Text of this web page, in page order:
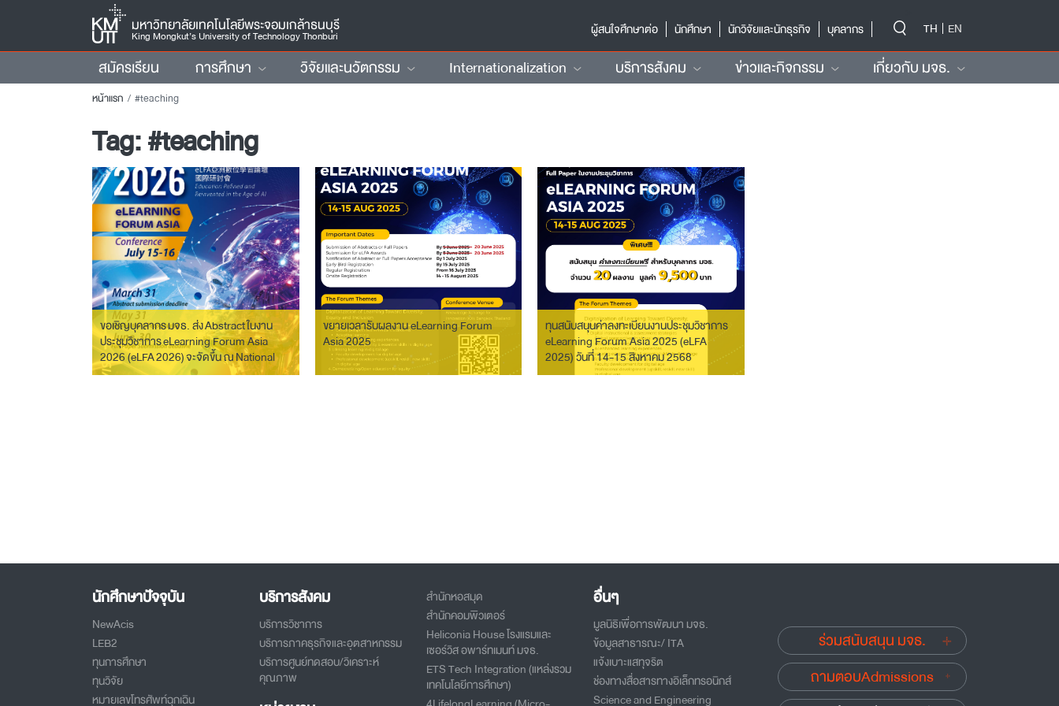
มหาวิทยาลัยเทคโนโลยีพระจอมเกล้าธนบุรี
King Mongkut’s University of Technology Thonburi
ผู้สนใจศึกษาต่อ
นักศึกษา นักวิจัยและนักธุรกิจ บุคลากร TH EN
สมัครเรียน การศึกษา วิจัยและนวัตกรรม Internationalization บริการสังคม ข่าวและกิจกรรม เกี่ยวกับ มจธ.
หน้าแรก #teaching
Tag:#teaching
ขอเชิญบุคลากร มจธ. ส่ง Abstract ในงาน
ประชุมวิชาการ eLearning Forum Asia
2026 (eLFA 2026) จะจัดขึ้น ณ National
Taipei University of Business ระหว่างวัน
ขยายเวลารับผลงาน eLearning Forum
Asia 2025
ทุนสนับสนุนค่าลงทะเบียนงานประชุมวิชาการ
eLearning Forum Asia 2025 (eLFA
2025) วันที่ 14-15 สิงหาคม 2568
นักศึกษาปัจจุบัน
NewAcis
LEB2
ทุนการศึกษา
ทุนวิจัย
หมายเลขโทรศัพท์ฉุกเฉิน
บริการสังคม
บริการวิชาการ
บริการภาคธุรกิจและอุตสาหกรรม
บริการศูนย์ทดสอบ/วิเคราะห์
คุณภาพ
สำนักหอสมุด
สำนักคอมพิวเตอร์
Heliconia House โรงแรมและ
เซอร์วิส อพาร์ทเมนท์ มจธ.
ETS Tech Integration (แหล่งรวม
เทคโนโลยีการศึกษา)
อื่นๆ
มูลนิธิเพื่อการพัฒนา มจธ.
ข้อมูลสาธารณะ/ ITA
แจ้งเบาะแสทุจริต
ช่องทางสื่อสารทางอิเล็กทรอนิกส์
Science and Engineering
ร่วมสนับสนุน มจธ.
ถามตอบAdmissions